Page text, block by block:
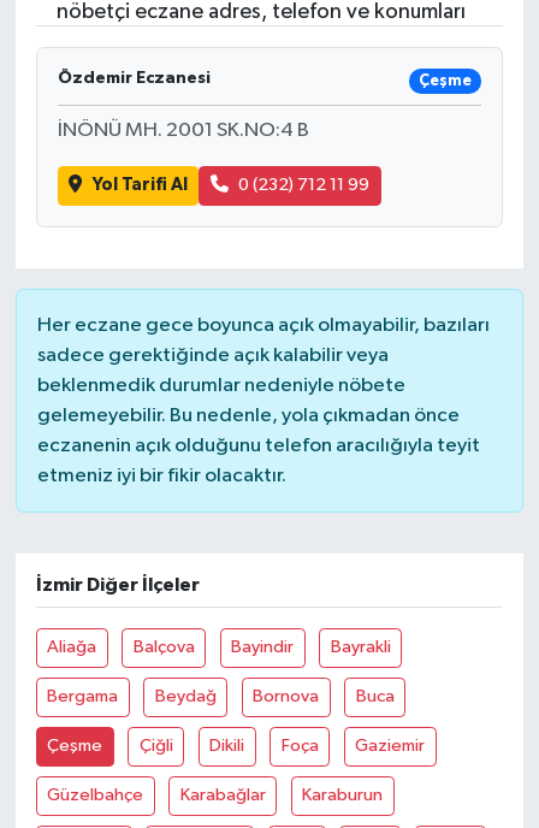
nöbetçi eczane adres, telefon ve konumları
Özdemir Eczanesi Çeşme
İNÖNÜ MH. 2001 SK.NO:4 B
Yol Tarifi Al 0 (232) 712 11 99
Her eczane gece boyunca açık olmayabilir, bazıları
sadece gerektiğinde açık kalabilir veya
beklenmedik durumlar nedeniyle nöbete
gelemeyebilir. Bu nedenle, yola çıkmadan önce
eczanenin açık olduğunu telefon aracılığıyla teyit
etmeniz iyi bir fikir olacaktır.
İzmir Diğer İlçeler
Aliağa Balçova Bayindir Bayrakli
Bergama Beydağ Bornova Buca
Çeşme Çiğli Dikili Foça Gaziemir
Güzelbahçe Karabağlar Karaburun